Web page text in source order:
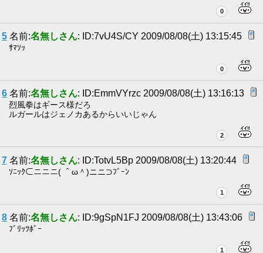
0
5 名前:名無しさん: ID:7vU4S/CY 2009/08/08(土) 13:15:45
ｻﾏｿｯ
0
6 名前:名無しさん: ID:EmmVYrzc 2009/08/08(土) 13:16:13
烈風拳はギース様だろ
ルガールはジェノカあるからいいじゃん
2
7 名前:名無しさん: ID:TotvL5Bp 2009/08/08(土) 13:20:44
ｿﾆｯｸ⊂ニニニ( ＾ω＾)ニニ⊃ﾌﾞｰﾝ
1
8 名前:名無しさん: ID:9gSpN1FJ 2009/08/08(土) 13:43:06
ﾌﾞﾘｯﾂﾎﾞｰ
1